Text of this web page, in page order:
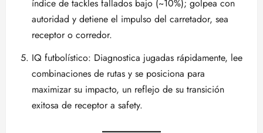
índice de tackles fallados bajo (~10%); golpea con
autoridad y detiene el impulso del carretador, sea
receptor o corredor.
IQ futbolístico: Diagnostica jugadas rápidamente, lee
combinaciones de rutas y se posiciona para
maximizar su impacto, un reflejo de su transición
exitosa de receptor a safety.